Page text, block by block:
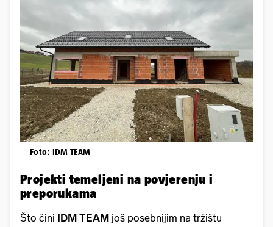
Foto: IDM TEAM
Projekti temeljeni na povjerenju i
preporukama
Što čini IDM TEAM još posebnijim na tržištu